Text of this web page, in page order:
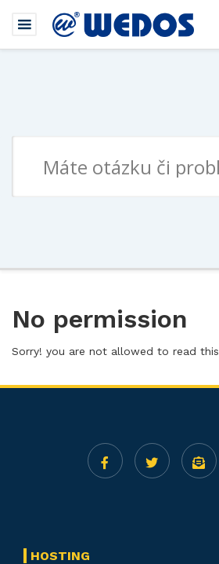
No permission
Sorry! you are not allowed to read
HOSTING